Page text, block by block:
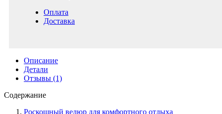
Оплата
Доставка
Описание
Детали
Отзывы (1)
Содержание
Роскошный велюр для комфортного отдыха